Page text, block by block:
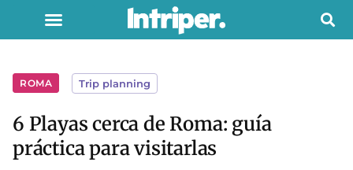
ROMA Trip planning
6 Playas cerca de Roma: guía
práctica para visitarlas